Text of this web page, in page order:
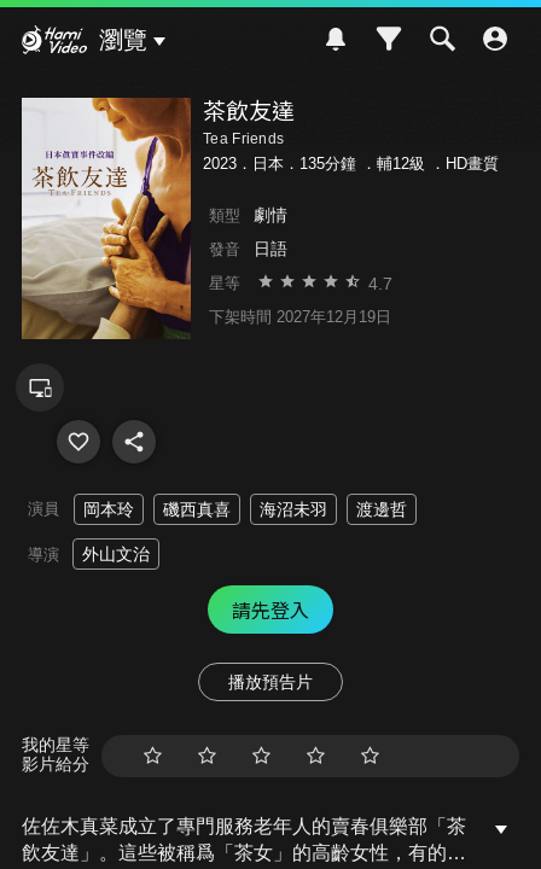
瀏覽
茶飲友達
Tea Friends
2023．日本．135分鐘 ． 輔12級 ．HD畫質
類型 劇情
發音 日語
星等 4.7
下架時間 2027年12月19日
演員 岡本玲 磯西真喜 海沼未羽 渡邊哲
導演 外山文治
請先登入
播放預告片
我的星等
影片給分
佐佐木真菜成立了專門服務老年人的賣春俱樂部「茶
飲友達」。這些被稱爲「茶女」的高齡女性，有的沉